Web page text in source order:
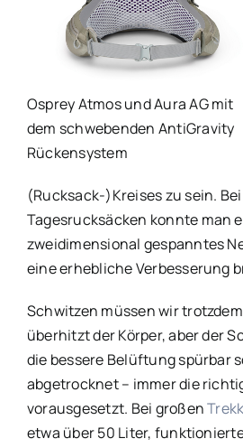
Osprey Atmos und Aura AG mit
dem schwebenden AntiGravity
Rückensystem
(Rucksack-)Kreises zu sein.
Tagesrucksäcken konnte man
zweidimensional gespanntes
eine erhebliche Verbesserung
Schwitzen müssen wir
überhitzt der Körper, aber der
die bessere Belüftung spürbar
abgetrocknet – immer die
vorausgesetzt. Bei großen
etwa über 50 Liter,